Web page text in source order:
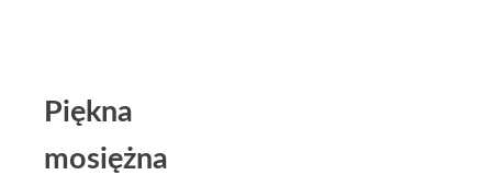
Piękna
mosiężna